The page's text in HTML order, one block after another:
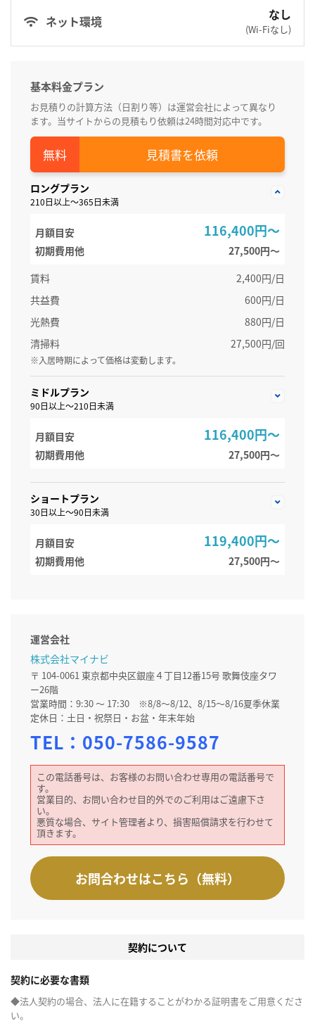
ネット環境 なし
(Wi-Fiなし)
基本料金プラン
お見積りの計算方法（日割り等）は運営会社によって異なり
ます。当サイトからの見積もり依頼は24時間対応中です。
見積書を依頼
ロングプラン
210日以上～365日未満
月額目安 116,400円～
初期費用他
27,500円〜
賃料
2,400円/日
共益費
600円/日
光熱費
880円/日
清掃料
27,500円/回
※入居時期によって価格は変動します。
ミドルプラン
90日以上～210日未満
月額目安 116,400円～
初期費用他 27,500円〜
ショートプラン
30日以上～90日未満
月額目安 119,400円～
初期費用他 27,500円〜
運営会社
株式会社マイナビ
〒 104-0061 東京都中央区銀座４丁目12番15号 歌舞伎座タワ
ー26階
営業時間：9:30 ～ 17:30 ※8/8～8/12、8/15～8/16夏季休業
定休日：土日・祝祭日・お盆・年末年始
TEL： 050-7586-9587
この電話番号は、お客様のお問い合わせ専用の電話番号で
す。
営業目的、お問い合わせ目的外でのご利用はご遠慮下さ
い。
悪質な場合、サイト管理者より、損害賠償請求を行わせて
頂きます。
お問合わせはこちら（無料）
契約について
契約に必要な書類
◆法人契約の場合、法人に在籍することがわかる証明書をご用意くださ
い。